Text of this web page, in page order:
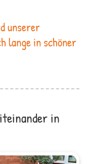
unserer
lange in schöner
in